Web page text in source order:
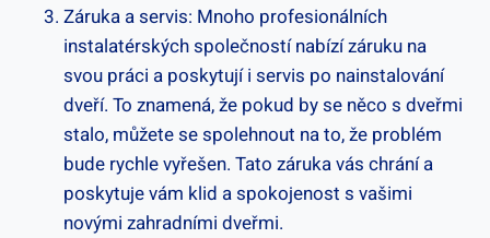
Záruka a servis: Mnoho profesionálních
instalatérských společností nabízí záruku na
svou práci a poskytují i servis po nainstalování
dveří. To znamená, že pokud by se něco s dveřmi
stalo, můžete se spolehnout na to, že problém
bude rychle vyřešen. Tato záruka vás chrání a
poskytuje vám klid a spokojenost s vašimi
novými zahradními dveřmi.